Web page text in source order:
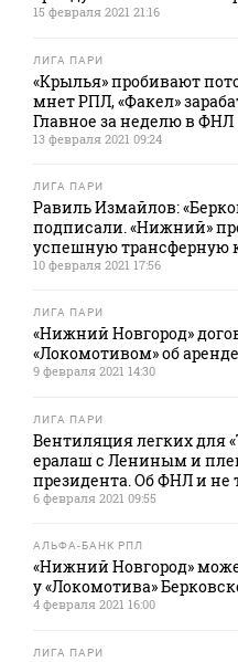
15 февраля 2021 21:16
ЛИГА ПАРИ
«Крылья» пробивают
мнет РПЛ, «Факел»
Главное за неделю в ФНЛ
13 февраля 2021 09:24
ЛИГА ПАРИ
Равиль Измайлов:
подписали. «Нижний»
успешную трансферную
10 февраля 2021 17:56
ЛИГА ПАРИ
«Нижний Новгород»
«Локомотивом» об
9 февраля 2021 14:30
ЛИГА ПАРИ
Вентиляция легких для
ералаш с Лениным и
президента. Об ФНЛ и не
6 февраля 2021 09:55
АЛЬФА-БАНК РПЛ
«Нижний Новгород»
у «Локомотива»
4 февраля 2021 16:00
ЛИГА ПАРИ